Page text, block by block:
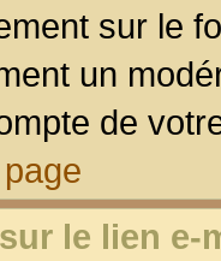
sur le
un
de
le lien